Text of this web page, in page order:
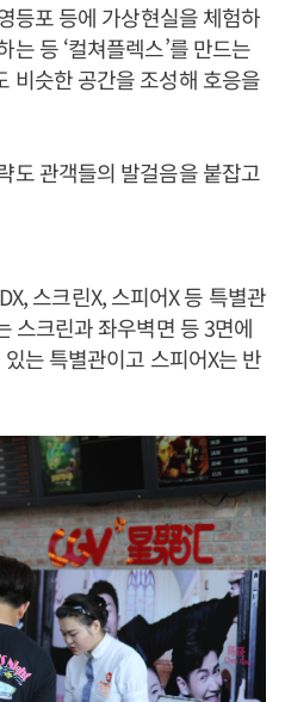
등포 등에 가상현실을 체험하
등 ‘컬쳐플렉스’를 만드는
비슷한 공간을 조성해 호응을
도 관객들의 발걸음을 붙잡고
스크린X, 스피어X 등 특별관
스크린과 좌우벽면 등 3면에
는 특별관이고 스피어X는 반